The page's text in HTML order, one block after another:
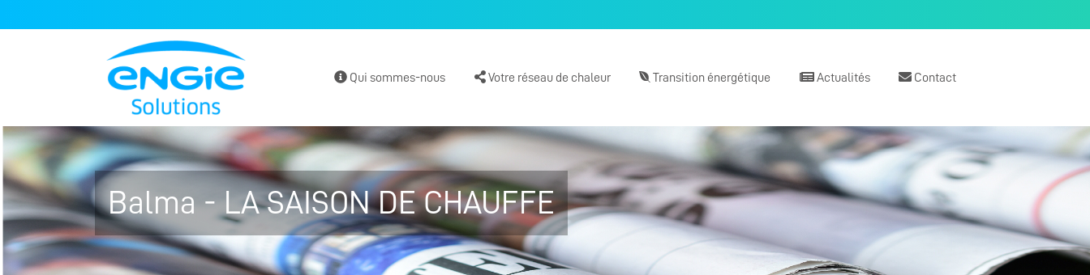
Qui sommes-nous Votre réseau de chaleur Transition énergétique Actualités Contact
Balma - LA SAISON DE CHAUFFE